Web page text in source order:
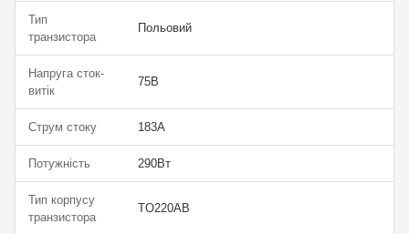
Тип
транзистора
Польовий
Напруга сток-
витік
75В
Струм стоку 183А
Потужність 290Вт
Тип корпусу
транзистора
TO220AB